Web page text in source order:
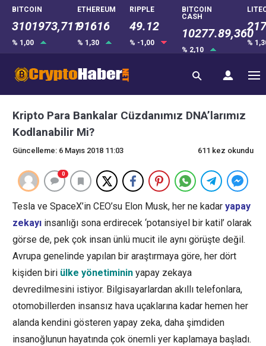
BITCOIN
3101973,711
% 1,00
ETHEREUM
91616
% 1,30
RIPPLE
49.12
% -1,00
BITCOIN
CASH
10277.89,360
% 2,10
%
Kripto Para Bankalar Cüzdanımız DNA’larımız
Kodlanabilir Mi?
Güncelleme: 6 Mayıs 2018 11:03 611 kez okundu
0
Tesla ve SpaceX’in CEO’su Elon Musk, her ne kadar yapay
zekayı insanlığı sona erdirecek ‘potansiyel bir katil’ olarak
görse de, pek çok insan ünlü mucit ile aynı görüşte değil.
Avrupa genelinde yapılan bir araştırmaya göre, her dört
kişiden biri ülke yönetiminin yapay zekaya
devredilmesini istiyor. Bilgisayarlardan akıllı telefonlara,
otomobillerden insansız hava uçaklarına kadar hemen her
alanda kendini gösteren yapay zeka, daha şimdiden
insanoğlunun hayatında çok önemli yer kaplamaya başladı.